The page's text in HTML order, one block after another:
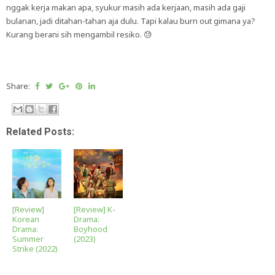
nggak kerja makan apa, syukur masih ada kerjaan, masih ada gaji
bulanan, jadi ditahan-tahan aja dulu. Tapi kalau burn out gimana ya?
Kurang berani sih mengambil resiko. 😓
Share:
Related Posts:
[Review]
Korean
Drama:
Summer
Strike (2022)
[Review] K-
Drama:
Boyhood
(2023)